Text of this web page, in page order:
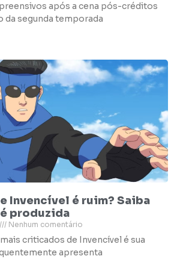
após a cena pós-créditos
segunda temporada
Invencível é ruim? Saiba
produzida
Nenhum comentário
criticados de Invencível é sua
apresenta